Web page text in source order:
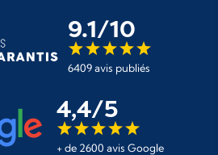
9.1/10
6409 avis publiés
4,4/5
+ de 2600 avis Google